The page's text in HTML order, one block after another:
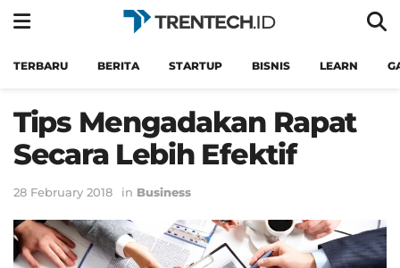
TERBARU BERITA STARTUP BISNIS LEARN
Tips Mengadakan Rapat
Secara Lebih Efektif
28 February 2018 in Business